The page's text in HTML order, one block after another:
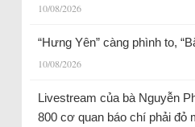
10/08/2026
“Hưng Yên” càng phình to,
10/08/2026
Livestream của bà Nguyễn
800 cơ quan báo chí phải đỏ